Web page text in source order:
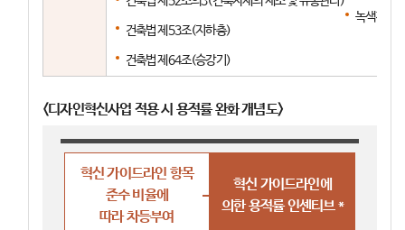
건축법 제53조(지하층)
건축법 제64조(승강기)
녹색건축
<디자인혁신사업 적용 시 용적률 완화 개념도>
혁신 가이드라인 항목
준수 비율에
따라 차등부여
혁신 가이드라인에
의한 용적률 인센티브 *